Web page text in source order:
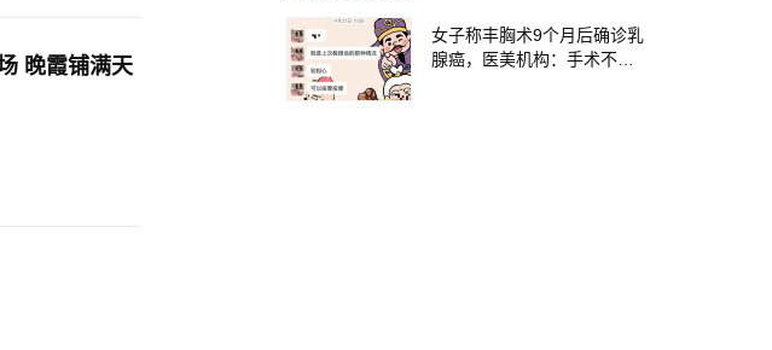
晚霞铺满天
女子称丰胸术9个月后确诊乳
腺癌，医美机构：手术不可